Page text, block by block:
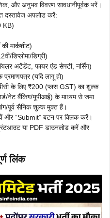
और अनुभव विवरण सावधानीपूर्वक भरें।
दस्तावेज अपलोड करें:
KB)
मार्कशीट)
डिप्लोमा/डिग्री)
अटेंडेंट, फायर एंड सेफ्टी, नर्सिंग)
प्रमाणपत्र (यदि लागू हो)
के लिए ₹200 (प्लस GST) का शुल्क
नेट बैंकिंग/यूपीआई) के माध्यम से जमा
पूर्व सैनिक शुल्क मुक्त हैं।
और “Submit” बटन पर क्लिक करें।
या PDF डाउनलोड करें और
लिंक